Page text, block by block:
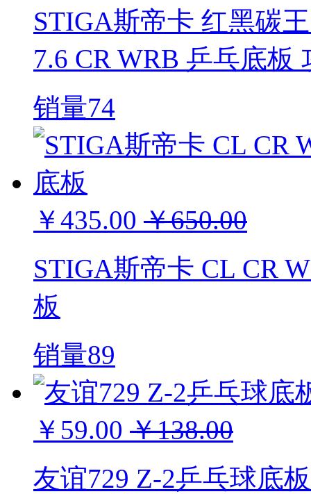
STIGA斯帝卡 红黑碳
7.6 CR WRB 乒乓底板
销量74
￥435.00 ￥650.00
STIGA斯帝卡 CL CR
板
销量89
￥59.00 ￥138.00
友谊729 Z-2乒乓球底